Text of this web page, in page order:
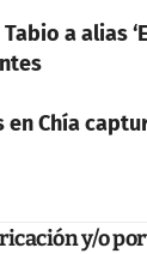
a alias
Chía
y/o